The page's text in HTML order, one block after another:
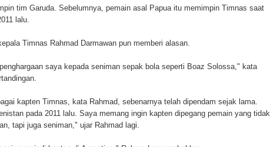
Kuota Beasiswa Mace
Food Belt with Mechanized Rice Expansion
Padi di Merauke
tim Garuda. Sebelumnya, pemain asal Papua itu memimpin Timnas saat
lalu.
Timnas Rahmad Darmawan pun memberi alasan.
saya kepada seniman sepak bola seperti Boaz Solossa," kata
kapten Timnas, kata Rahmad, sebenarnya telah dipendam sejak lama.
pada 2011 lalu. Saya memang ingin kapten dipegang pemain yang tidak
tapi juga seniman," ujar Rahmad lagi.